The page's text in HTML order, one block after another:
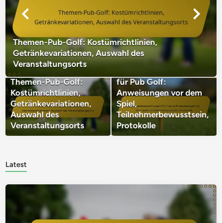
Themen-Pub-Golf: Kostümrichtlinien,
Getränkevariationen, Auswahl des
Veranstaltungsorts
Themen-Pub-Golf:
Kostümrichtlinien,
Getränkevariationen,
Auswahl des
Veranstaltungsorts
für Pub Golf:
Anweisungen vor dem
Spiel,
Teilnehmerbewusstsein,
Protokolle
Latest